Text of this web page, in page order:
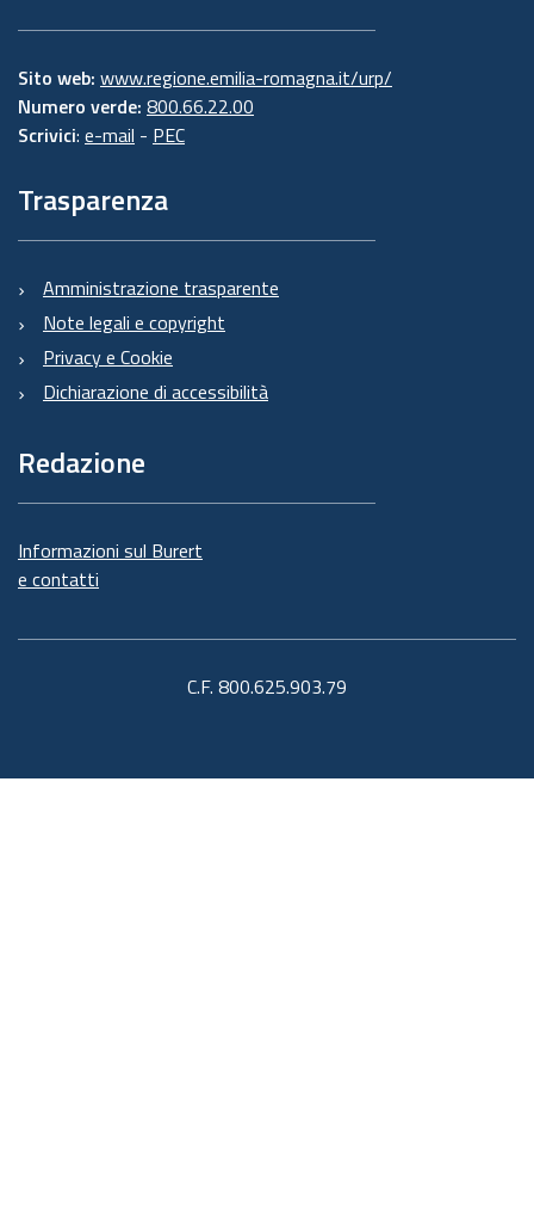
Sito web: www.regione.emilia-romagna.it/urp/
Numero verde: 800.66.22.00
Scrivici: e-mail - PEC
Trasparenza
Amministrazione trasparente
Note legali e copyright
Privacy e Cookie
Dichiarazione di accessibilità
Redazione
Informazioni sul Burert
e contatti
C.F. 800.625.903.79